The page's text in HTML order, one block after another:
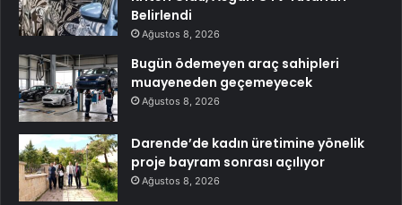
Belirlendi
Ağustos 8, 2026
Bugün ödemeyen araç sahipleri
muayeneden geçemeyecek
Ağustos 8, 2026
Darende’de kadın üretimine yönelik
proje bayram sonrası açılıyor
Ağustos 8, 2026